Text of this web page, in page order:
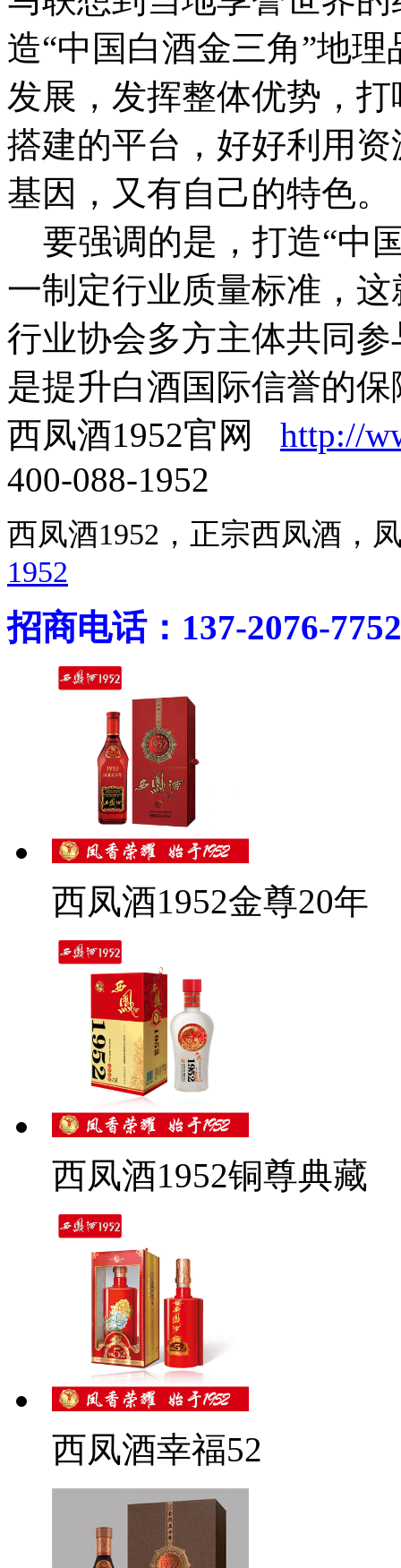
造“中国白酒金三角”地
发展，发挥整体优势，
搭建的平台，好好利用
基因，又有自己的特色。
要强调的是，打造“中
一制定行业质量标准，
行业协会多方主体共同
是提升白酒国际信誉的保
西凤酒1952官网 http://
400-088-1952
西凤酒1952，正宗西凤酒
1952
招商电话：137-2076-7752
西凤酒1952金尊20年
西凤酒1952铜尊典藏
西凤酒幸福52